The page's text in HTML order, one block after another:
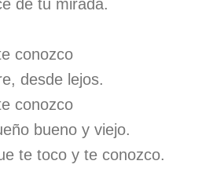
de tu mirada.
conozco
desde lejos.
conozco
bueno y viejo.
te toco y te conozco.